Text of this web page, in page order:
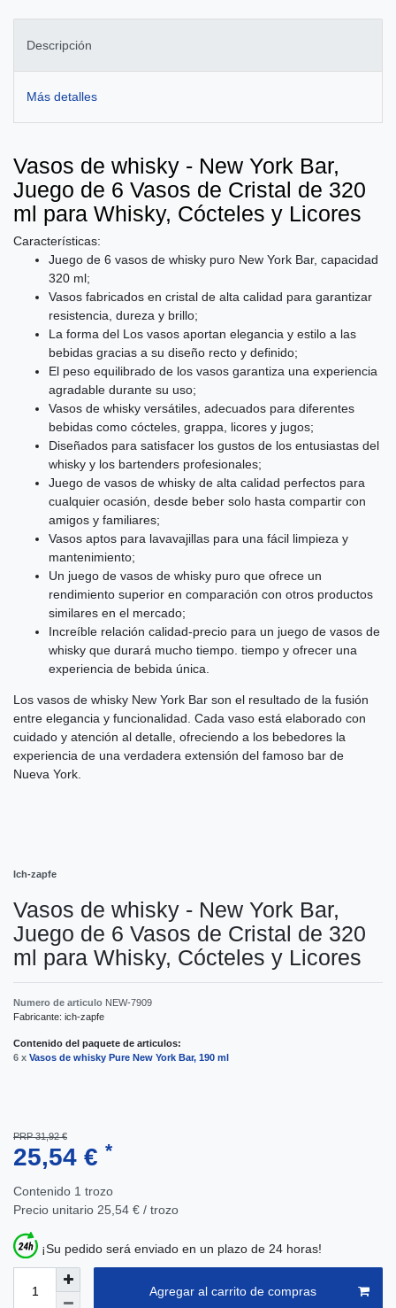
Descripción
Más detalles
Vasos de whisky - New York Bar,
Juego de 6 Vasos de Cristal de 320
ml para Whisky, Cócteles y Licores
Características:
Juego de 6 vasos de whisky puro New York Bar, capacidad
320 ml;
Vasos fabricados en cristal de alta calidad para garantizar
resistencia, dureza y brillo;
La forma del Los vasos aportan elegancia y estilo a las
bebidas gracias a su diseño recto y definido;
El peso equilibrado de los vasos garantiza una experiencia
agradable durante su uso;
Vasos de whisky versátiles, adecuados para diferentes
bebidas como cócteles, grappa, licores y jugos;
Diseñados para satisfacer los gustos de los entusiastas del
whisky y los bartenders profesionales;
Juego de vasos de whisky de alta calidad perfectos para
cualquier ocasión, desde beber solo hasta compartir con
amigos y familiares;
Vasos aptos para lavavajillas para una fácil limpieza y
mantenimiento;
Un juego de vasos de whisky puro que ofrece un
rendimiento superior en comparación con otros productos
similares en el mercado;
Increíble relación calidad-precio para un juego de vasos de
whisky que durará mucho tiempo. tiempo y ofrecer una
experiencia de bebida única.
Los vasos de whisky New York Bar son el resultado de la fusión
entre elegancia y funcionalidad. Cada vaso está elaborado con
cuidado y atención al detalle, ofreciendo a los bebedores la
experiencia de una verdadera extensión del famoso bar de
Nueva York.
Ich-zapfe
Vasos de whisky - New York Bar,
Juego de 6 Vasos de Cristal de 320
ml para Whisky, Cócteles y Licores
Numero de articulo NEW-7909
Fabricante: ich-zapfe
Contenido del paquete de articulos:
6 x Vasos de whisky Pure New York Bar, 190 ml
PRP 31,92 €
25,54 € *
Contenido 1 trozo
Precio unitario 25,54 € / trozo
¡Su pedido será enviado en un plazo de 24 horas!
Agregar al carrito de compras